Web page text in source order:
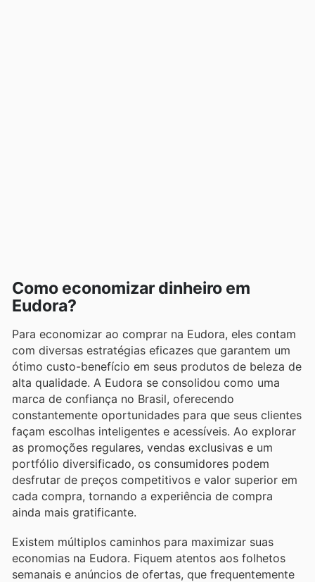
Como economizar dinheiro em
Eudora?
Para economizar ao comprar na Eudora, eles contam
com diversas estratégias eficazes que garantem um
ótimo custo-benefício em seus produtos de beleza de
alta qualidade. A Eudora se consolidou como uma
marca de confiança no Brasil, oferecendo
constantemente oportunidades para que seus clientes
façam escolhas inteligentes e acessíveis. Ao explorar
as promoções regulares, vendas exclusivas e um
portfólio diversificado, os consumidores podem
desfrutar de preços competitivos e valor superior em
cada compra, tornando a experiência de compra
ainda mais gratificante.
Existem múltiplos caminhos para maximizar suas
economias na Eudora. Fiquem atentos aos folhetos
semanais e anúncios de ofertas, que frequentemente